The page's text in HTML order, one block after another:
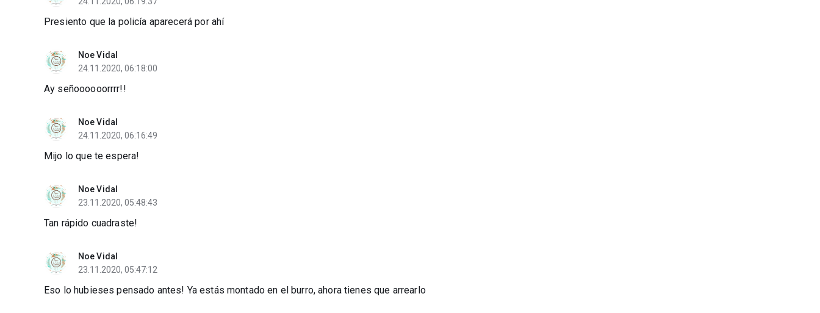
Presiento que la policía aparecerá por ahí
Noe Vidal
24.11.2020, 06:18:00
Ay señoooooorrrr!!
Noe Vidal
24.11.2020, 06:16:49
Mijo lo que te espera!
Noe Vidal
23.11.2020, 05:48:43
Tan rápido cuadraste!
Noe Vidal
23.11.2020, 05:47:12
Eso lo hubieses pensado antes! Ya estás montado en el burro, ahora tienes que arrearlo